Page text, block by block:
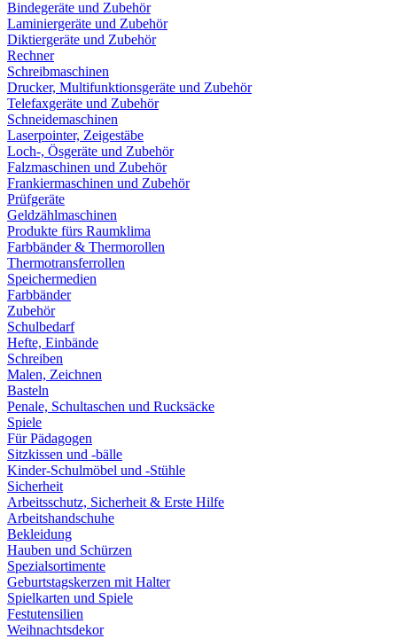
Bindegeräte und Zubehör
Laminiergeräte und Zubehör
Diktiergeräte und Zubehör
Rechner
Schreibmaschinen
Drucker, Multifunktionsgeräte und Zubehör
Telefaxgeräte und Zubehör
Schneidemaschinen
Laserpointer, Zeigestäbe
Loch-, Ösgeräte und Zubehör
Falzmaschinen und Zubehör
Frankiermaschinen und Zubehör
Prüfgeräte
Geldzählmaschinen
Produkte fürs Raumklima
Farbbänder & Thermorollen
Thermotransferrollen
Speichermedien
Farbbänder
Zubehör
Schulbedarf
Hefte, Einbände
Schreiben
Malen, Zeichnen
Basteln
Penale, Schultaschen und Rucksäcke
Spiele
Für Pädagogen
Sitzkissen und -bälle
Kinder-Schulmöbel und -Stühle
Sicherheit
Arbeitsschutz, Sicherheit & Erste Hilfe
Arbeitshandschuhe
Bekleidung
Hauben und Schürzen
Spezialsortimente
Geburtstagskerzen mit Halter
Spielkarten und Spiele
Festutensilien
Weihnachtsdekor